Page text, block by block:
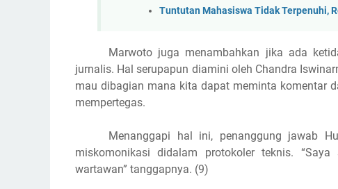
Tuntutan Mahasiswa Tidak Terpenuhi,
Marwoto juga menambahkan jika ada
jurnalis. Hal serupapun diamini oleh Chandra
mau dibagian mana kita dapat meminta komentar
mempertegas.
Menanggapi hal ini, penanggung jawab
miskomonikasi didalam protokoler teknis.
wartawan” tanggapnya. (9)